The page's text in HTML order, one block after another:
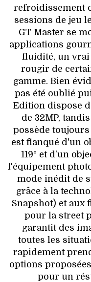
refroidissement
sessions de jeu
GT Master se
applications
fluidité, un vrai
rougir de
gamme. Bien
pas été oublié
Edition dispose
de 32MP,
possède
est flanqué d'un
119° et d'un
l'équipement
mode inédit de
grâce à la
Snapshot) et aux
pour la street
garantit des
toutes les
rapidement
options
pour un